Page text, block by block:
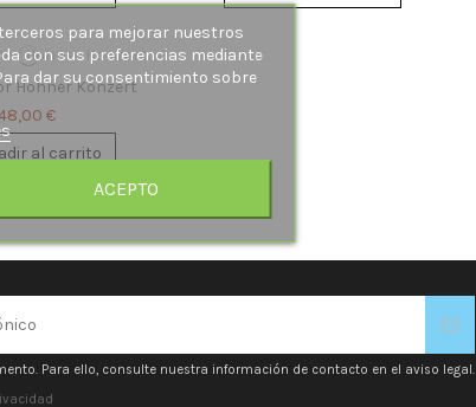
Hohner Konzert
€
al carrito
Para ello, consulte nuestra información de contacto en el aviso legal.
para mejorar nuestros
con sus preferencias mediante
dar su consentimiento sobre
ACEPTO